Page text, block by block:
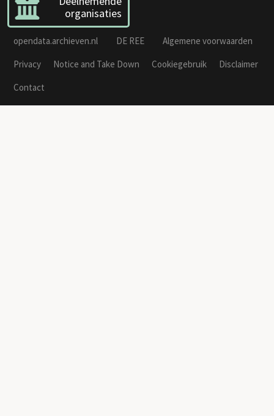
organisaties
opendata.archieven.nl DE REE
Algemene voorwaarden
Privacy
Notice and Take Down Cookiegebruik
Disclaimer
Contact